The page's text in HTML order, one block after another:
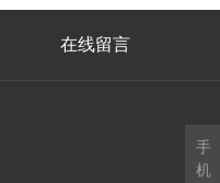
在线留言
手
机